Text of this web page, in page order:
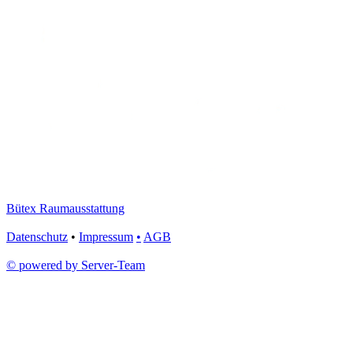
Bütex Raumausstattung
Datenschutz • Impressum • AGB
© powered by Server-Team